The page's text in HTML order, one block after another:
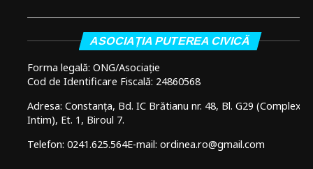
ASOCIAȚIA PUTEREA CIVICĂ
Forma legală: ONG/Asociație
Cod de Identificare Fiscală: 24860568
Adresa: Constanța, Bd. IC Brătianu nr. 48, Bl. G29 (Complex
Intim), Et. 1, Biroul 7.
Telefon: 0241.625.564E-mail: ordinea.ro@gmail.com